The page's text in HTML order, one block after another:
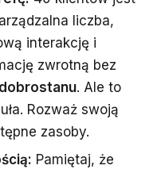
liczba,
interakcję i
zwrotną bez
. Ale to
Rozważ swoją
zasoby.
Pamiętaj, że